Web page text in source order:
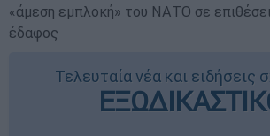
«άμεση εμπλοκή» του ΝΑΤΟ σε
έδαφος
Τελευταία νέα και ειδήσεις